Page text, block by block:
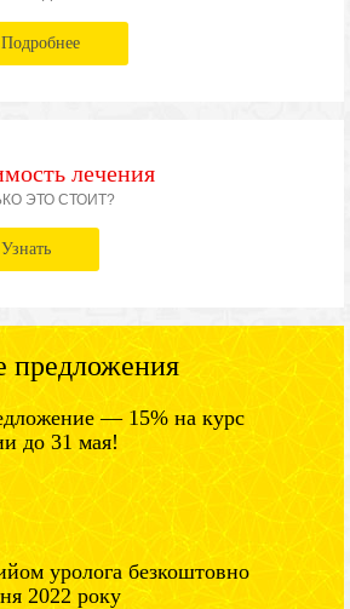
Подробнее
лечения
ЭТО СТОИТ?
Узнать
предложения
— 15% на курс
до 31 мая!
уролога безкоштовно
2022 року